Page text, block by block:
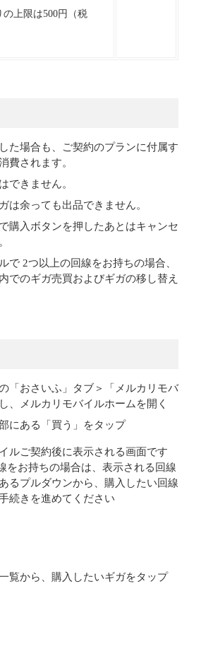
の上限は500円（税
た場合も、ご契約のプランに付属す
費されます。
できません。
は余っても出品できません。
購入ボタンを押したあとはキャンセ
で 2つ以上の回線をお持ちの場合、
でのギガ売買およびギガの移し替え
「おさいふ」タブ＞「メルカリモバ
、メルカリモバイルホームを開く
にある「買う」をタップ
ルご契約後に表示される画面です
をお持ちの場合は、表示される回線
るプルダウンから、購入したい回線
続きを進めてください
覧から、購入したいギガをタップ